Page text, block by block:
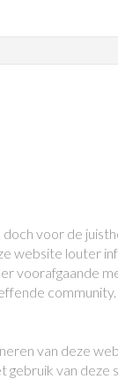
voor de
website louter
voorafgaande
community.
van deze
gebruik van deze